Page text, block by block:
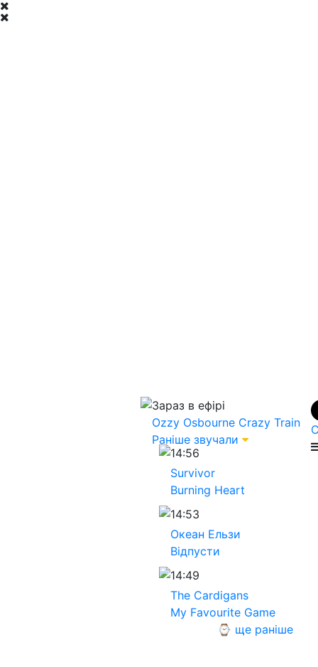
Зараз в ефірі
Ozzy Osbourne Crazy Train
Раніше звучали
14:56
Survivor
Burning Heart
14:53
Океан Ельзи
Вiдпусти
14:49
The Cardigans
My Favourite Game
⌚ ще раніше